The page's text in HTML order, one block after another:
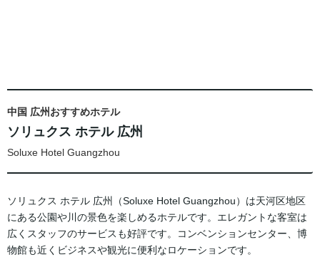
中国 広州おすすめホテル
ソリュクス ホテル 広州
Soluxe Hotel Guangzhou
ソリュクス ホテル 広州（Soluxe Hotel Guangzhou）は天河区地区
にある公園や川の景色を楽しめるホテルです。エレガントな客室は
広くスタッフのサービスも好評です。コンベンションセンター、博
物館も近くビジネスや観光に便利なロケーションです。